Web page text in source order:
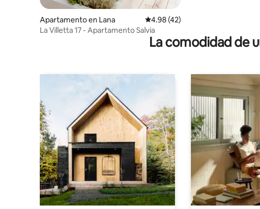
Apartamento en Lana Calificación promedio: 4.98 de 5,
4.98 (42)
La Villetta 17 - Apartamento Salvia
La comodidad de